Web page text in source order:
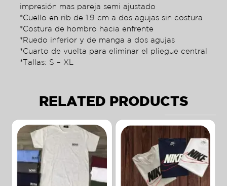
impresión mas pareja semi ajustado
*Cuello en rib de 1.9 cm a dos agujas sin costura
*Costura de hombro hacia enfrente
*Ruedo inferior y de manga a dos agujas
*Cuarto de vuelta para eliminar el pliegue central
*Tallas: S – XL
RELATED PRODUCTS